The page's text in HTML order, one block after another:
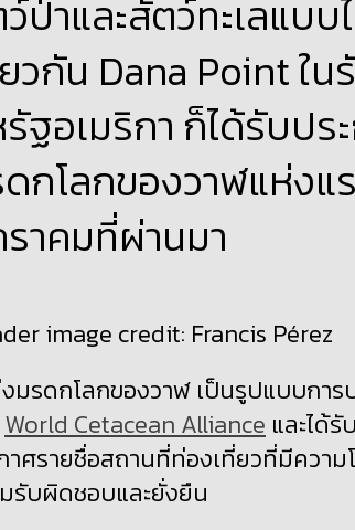
ป่าและสัตว์ทะเลแบ
วกัน Dana Point ใ
ฐอเมริกา ก็ได้รับป
กโลกของวาฬแห่งแ
าคมที่ผ่านมา
image credit: Francis Pérez
มรดกโลกของวาฬ เป็นรูปแบบกา
World Cetacean Alliance และได้
าศรายชื่อสถานที่ท่องเที่ยวที่มีควา
รับผิดชอบและยั่งยืน